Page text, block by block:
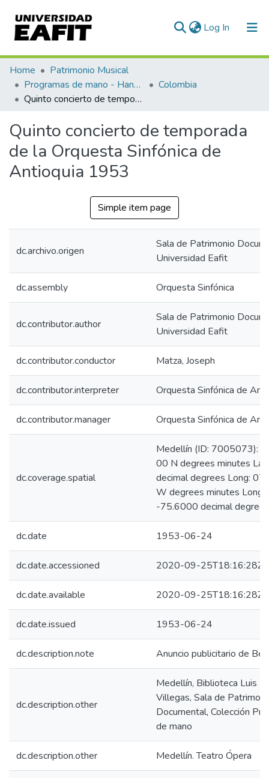
Log In (current)
Communities & Collections
All of DSpace
Home
Patrimonio Musical
Programas de mano - Hand programs
Colombia
Quinto concierto de temporada de la Orquesta Sinfónica de Antioquia 1953
Quinto concierto de temporada
de la Orquesta Sinfónica de
Antioquia 1953
Simple item page
dc.archivo.origen
Sala de Patrimonio
Universidad Eafit
dc.assembly Orquesta Sinfónica
dc.contributor.author
Sala de Patrimonio
Universidad Eafit
dc.contributor.conductor Matza, Joseph
dc.contributor.interpreter Orquesta Sinfónica de
dc.contributor.manager Orquesta Sinfónica de
dc.coverage.spatial
Medellín (ID: 7005073):
00 N degrees minutes
decimal degrees Long:
W degrees minutes Long:
-75.6000 decimal degrees
dc.date 1953-06-24
dc.date.accessioned 2020-09-25T18:16:28Z
dc.date.available 2020-09-25T18:16:28Z
dc.date.issued 1953-06-24
dc.description.note Anuncio publicitario de
dc.description.other
Medellín, Biblioteca Luis
Villegas, Sala de
Documental, Colección
de mano
dc.description.other Medellín. Teatro Ópera